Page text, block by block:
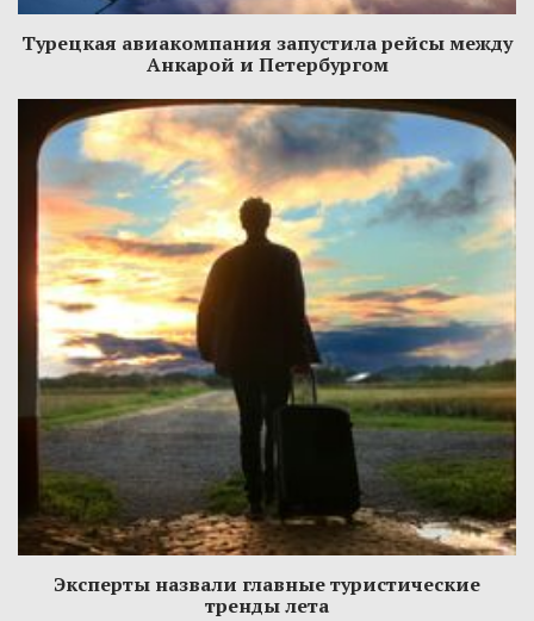
Турецкая авиакомпания запустила рейсы между
Анкарой и Петербургом
Эксперты назвали главные туристические
тренды лета